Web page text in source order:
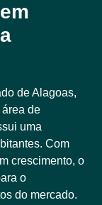
de Alagoas,
de
uma
Com
crescimento, o
o
do mercado.